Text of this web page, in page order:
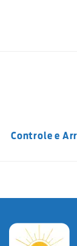
Controle e